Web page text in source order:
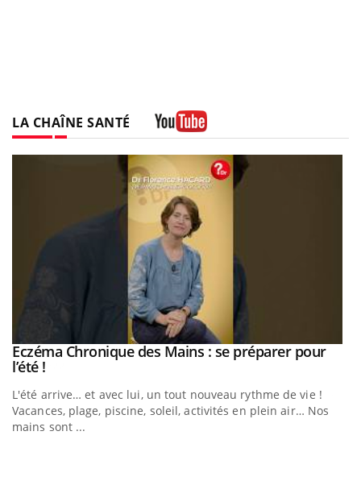
LA CHAÎNE SANTÉ
Youtube
Eczéma Chronique des Mains : se préparer pour
l’été !Youtube
L'été arrive… et avec lui, un tout nouveau rythme de vie !
Vacances, plage, piscine, soleil, activités en plein air… Nos
mains sont ...